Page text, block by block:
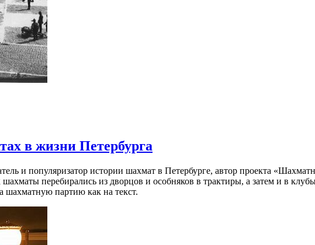
в жизни Петербурга
и популяризатор истории шахмат в Петербурге, автор проекта
перебирались из дворцов и особняков в трактиры, а затем и в
шахматную партию как на текст.